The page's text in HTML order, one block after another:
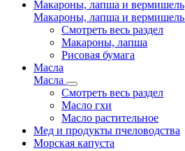
Макароны, лапша и вермишель
Макароны, лапша и вермишель
Смотреть весь раздел
Макароны, лапша
Рисовая бумага
Масла
Масла
Смотреть весь раздел
Масло гхи
Масло растительное
Мед и продукты пчеловодства
Морская капуста